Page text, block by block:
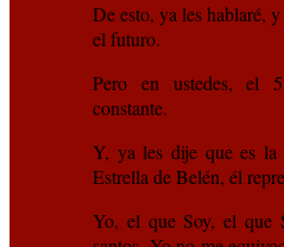
De esto, ya les hablaré,
el futuro.
Pero en ustedes, el
constante.
Y, ya les dije que es
Estrella de Belén, él
Yo, el que Soy, el que